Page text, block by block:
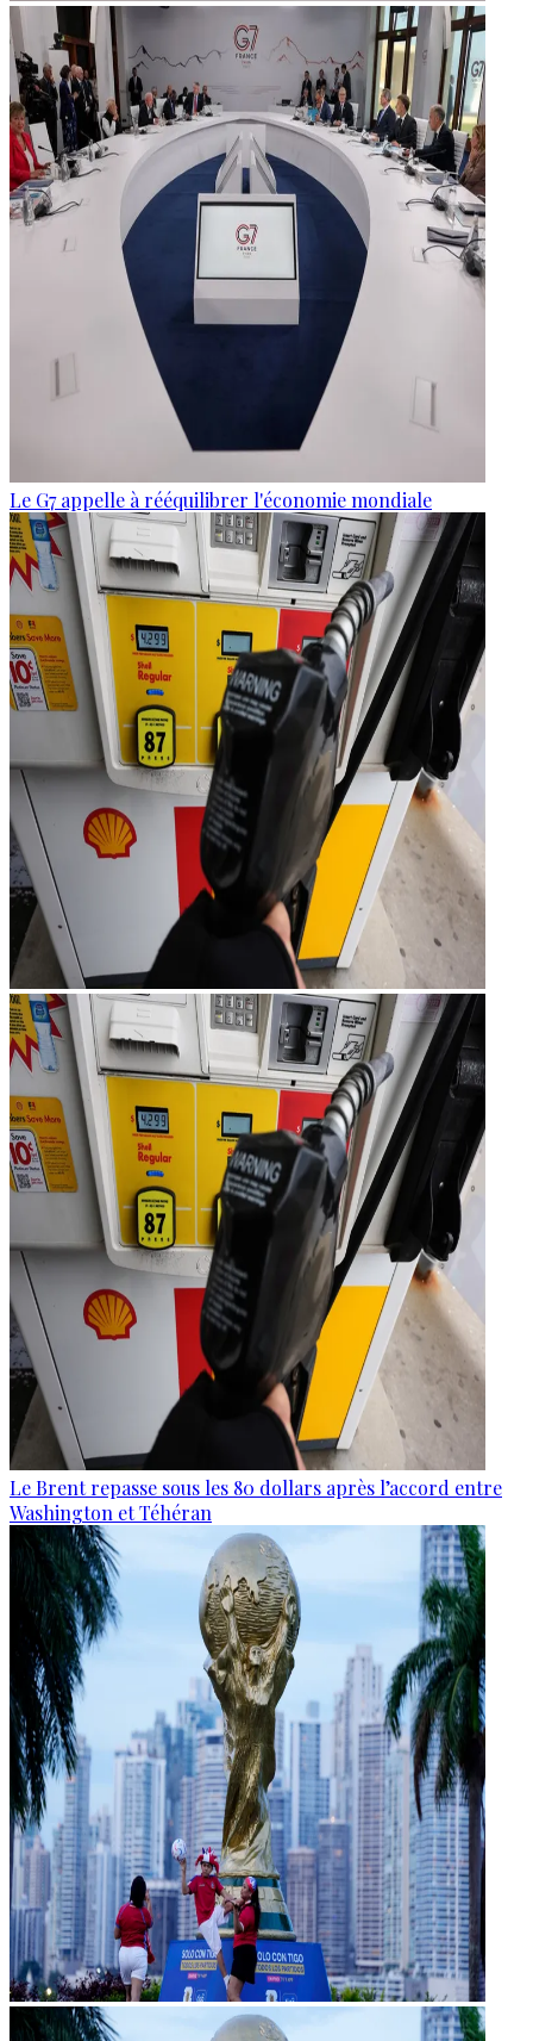
Le G7 appelle à rééquilibrer l'économie mondiale
Le Brent repasse sous les 80 dollars après l’accord entre
Washington et Téhéran